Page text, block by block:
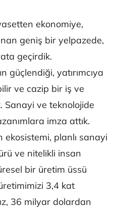
ekonomiye,
geniş bir yelpazede,
geçirdik.
güçlendiği, yatırımcıya
ve cazip bir iş ve
Sanayi ve teknolojide
imza attık.
planlı sanayi
ve nitelikli insan
bir üretim üssü
3,4 kat
36 milyar dolardan